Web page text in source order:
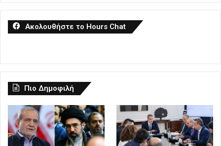
Ακολουθήστε το Hours Chat
Πιο Δημοφιλή